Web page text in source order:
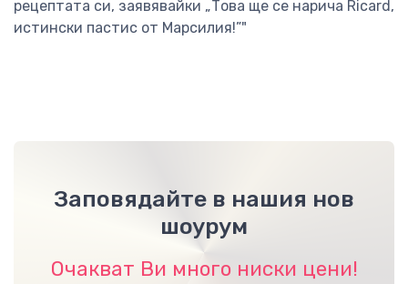
рецептата си, заявявайки „Това ще се нарича Ricard,
истински пастис от Марсилия!”"
Заповядайте в нашия нов
шоурум
Очакват Ви много ниски цени!